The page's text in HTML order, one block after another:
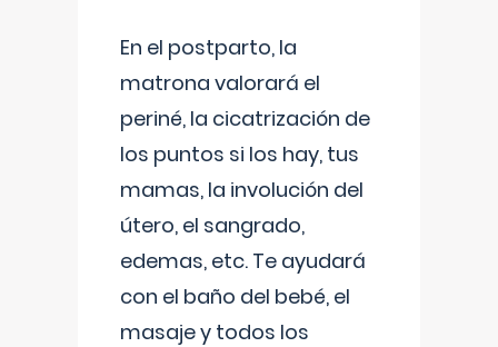
En el postparto, la
matrona valorará el
periné, la cicatrización de
los puntos si los hay, tus
mamas, la involución del
útero, el sangrado,
edemas, etc. Te ayudará
con el baño del bebé, el
masaje y todos los